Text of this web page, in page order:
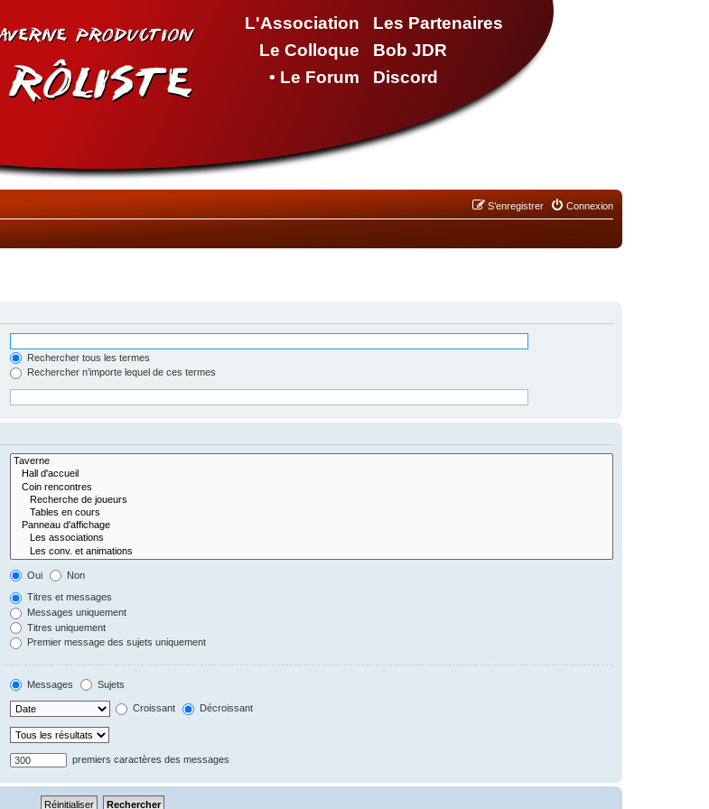
L'Association
Le Colloque
• Le Forum
Les Partenaires
Bob JDR
Discord
Connexion
S’enregistrer
Rechercher tous les termes
Rechercher n’importe lequel de ces termes
Oui Non
Titres et messages
Messages uniquement
Titres uniquement
Premier message des sujets uniquement
Messages Sujets
Croissant Décroissant
premiers caractères des messages